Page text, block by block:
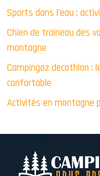
Sports dans l’eau :
Chien de traineau des
montagne
Campingaz decathlon :
confortable
Activités en montagne